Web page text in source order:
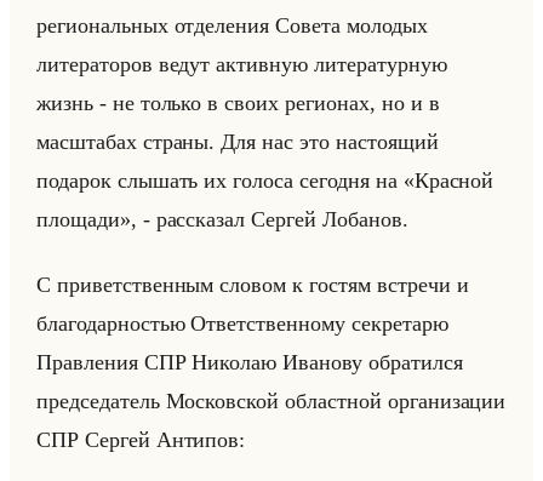
региональных отделения Совета молодых
литераторов ведут активную литературную
жизнь - не только в своих регионах, но и в
масштабах страны. Для нас это настоящий
подарок слышать их голоса сегодня на «Красной
площади», - рас­ска­зал Сер­гей Ло­ба­нов.
С при­вет­ствен­ным сло­вом к го­стям встре­чи и
бла­го­дар­но­стью От­вет­ствен­но­му сек­ре­та­рю
Прав­ле­ния СПР Ни­ко­лаю Ива­но­ву об­ра­тил­ся
пред­се­да­тель Мос­ков­ской об­ласт­ной ор­га­ни­за­ции
СПР Сер­гей Ан­ти­пов: